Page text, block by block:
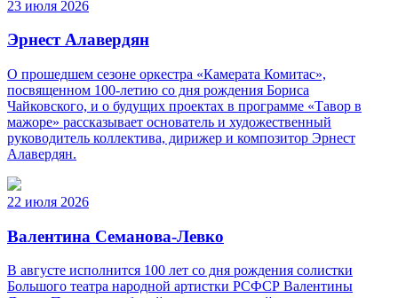
23 июля 2026
Эрнест Алавердян
О прошедшем сезоне оркестра «Камерата Комитас»,
посвященном 100-летию со дня рождения Бориса
Чайковского, и о будущих проектах в программе «Тавор в
мажоре» рассказывает основатель и художественный
руководитель коллектива, дирижер и композитор Эрнест
Алавердян.
22 июля 2026
Валентина Семанова-Левко
В августе исполнится 100 лет со дня рождения солистки
Большого театра народной артистки РСФСР Валентины